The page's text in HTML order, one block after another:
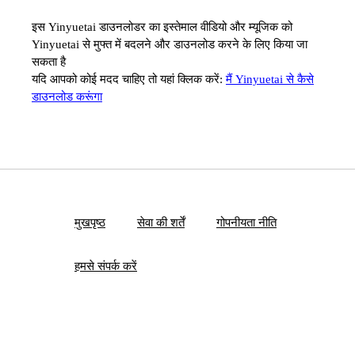
इस Yinyuetai डाउनलोडर का इस्तेमाल वीडियो और म्यूजिक को
Yinyuetai से मुफ्त में बदलने और डाउनलोड करने के लिए किया जा
सकता है
यदि आपको कोई मदद चाहिए तो यहां क्लिक करें:मैं Yinyuetai से कैसे
डाउनलोड करूंगा
मुखपृष्ठ सेवा की शर्तें गोपनीयता नीति
हमसे संपर्क करें